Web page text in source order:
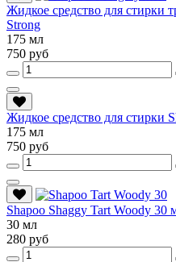
Жидкое средство для стирки
Strong
175 мл
750 руб
Жидкое средство для стирки
175 мл
750 руб
Shapoo Shaggy Tart Woody 30
30 мл
280 руб